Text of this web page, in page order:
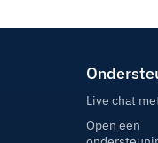
Live chat
Open een